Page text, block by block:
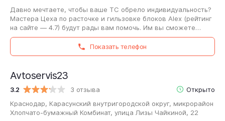
Давно мечтаете, чтобы ваше ТС обрело индивидуальность?
Мастера Цеха по расточке и гильзовке блоков Alex (рейтинг
на сайте — 4.7) будут рады вам помочь. Им вы сможете
задать вопросы про установку…
Показать телефон
3.2 3 отзыва Открыто
Avtoservis23
Краснодар, Карасунский внутригородской округ, микрорайон
Хлопчато-бумажный Комбинат, улица Лизы Чайкиной, 22